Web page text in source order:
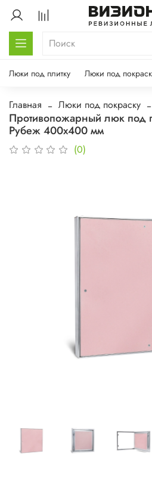
Люки под плитку Люки под
Главная Люки под покраску
Противопожарный люк под
Рубеж 400х400 мм
(0)